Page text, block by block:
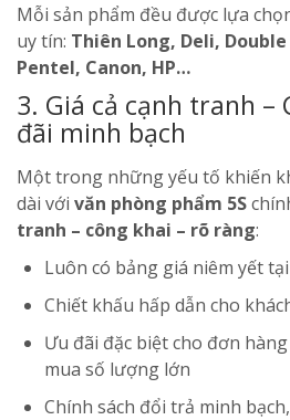
Mỗi sản phẩm đều được lựa
uy tín: Thiên Long, Deli,
Pentel, Canon, HP…
3. Giá cả cạnh tranh –
đãi minh bạch
Một trong những yếu tố khiến
dài với văn phòng phẩm 5S
tranh – công khai – rõ ràng:
Luôn có bảng giá niêm yết
Chiết khấu hấp dẫn cho
Ưu đãi đặc biệt cho đơn
mua số lượng lớn
Chính sách đổi trả minh